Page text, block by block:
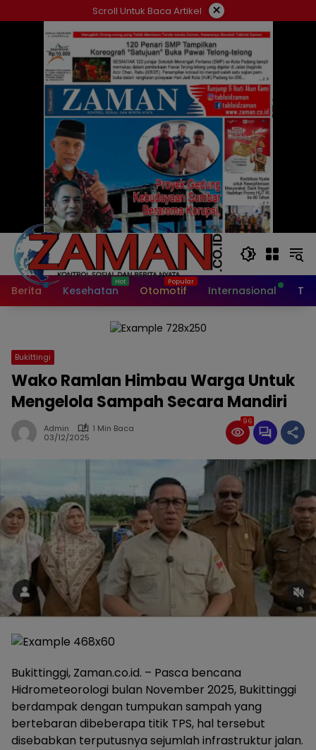
ke
Scroll Untuk Baca Artikel ×
Berita Kesehatan Otomotif Internasional
Bukittingi
Wako Ramlan Himbau Warga Untuk
Mengelola Sampah Secara Mandiri
Admin
1 Min Baca
03/12/2025
96
Bukittinggi, Zaman.co.id. – Pasca bencana
Hidrometeorologi bulan November 2025, Bukittinggi
berdampak dengan tumpukan sampah yang
bertebaran dibeberapa titik TPS, hal tersebut
disebabkan terputusnya sejumlah infrastruktur jalan.